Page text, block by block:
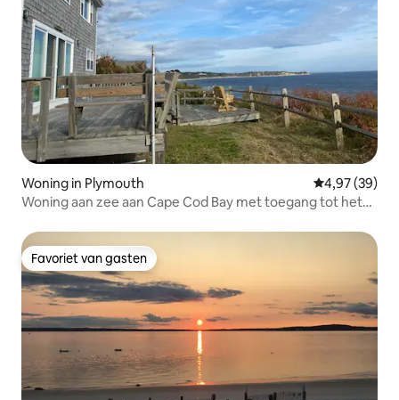
Woning in Plymouth Gemiddelde
4,97 (39)
Woning aan zee aan Cape Cod Bay met toegang tot het
Favoriet van gasten
Favoriet van gasten